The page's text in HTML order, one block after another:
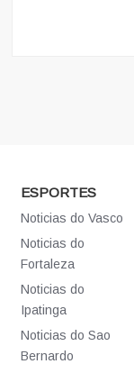
ESPORTES
Noticias do Vasco
Noticias do
Fortaleza
Noticias do
Ipatinga
Noticias do Sao
Bernardo